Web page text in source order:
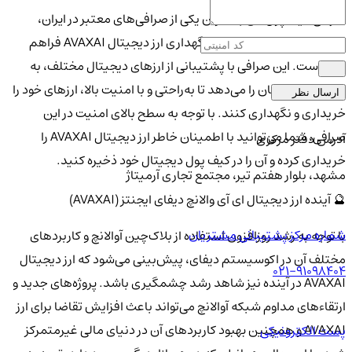
صرافی کیف پول من به‌عنوان یکی از صرافی‌های معتبر در ایران،
امکانات ویژه‌ای برای خرید و نگهداری ارز دیجیتال AVAXAI فراهم
کرده است. این صرافی با پشتیبانی از ارزهای دیجیتال مختلف، به
کاربران این امکان را می‌دهد تا به‌راحتی و با امنیت بالا، ارزهای خود را
خریداری و نگهداری کنند. با توجه به سطح بالای امنیت در این
صرافی، شما می‌توانید با اطمینان خاطر ارز دیجیتال AVAXAI را
خریداری کرده و آن را در کیف پول دیجیتال خود ذخیره کنید.
🔮 آینده ارز دیجیتال ای آی والانچ دیفای ایجنتز (AVAXAI)
با توجه به رشد روزافزون استفاده از بلاک‌چین آوالانچ و کاربردهای
مختلف آن در اکوسیستم دیفای، پیش‌بینی می‌شود که ارز دیجیتال
AVAXAI در آینده نیز شاهد رشد چشمگیری باشد. پروژه‌های جدید و
ارتقاء‌های مداوم شبکه آوالانچ می‌تواند باعث افزایش تقاضا برای ارز
AVAXAI و همچنین بهبود کاربردهای آن در دنیای مالی غیرمتمرکز
ارسال نظر
آدرس دفتر مرکزی
مشهد، بلوار هفتم تیر، مجتمع تجاری آرمیتاژ
شماره مرکز پشتیبانی مشتریان
021-91098404
پست الکترونیکی